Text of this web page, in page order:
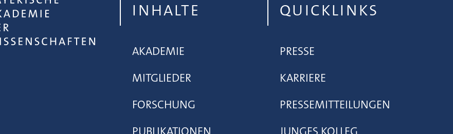
INHALTE
AKADEMIE
MITGLIEDER
FORSCHUNG
QUICKLINKS
PRESSE
KARRIERE
PRESSEMITTEILUNGEN